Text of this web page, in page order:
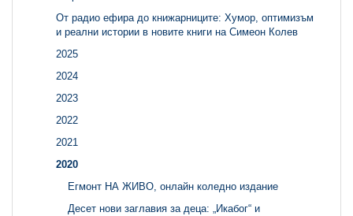
От радио ефира до книжарниците: Хумор, оптимизъм
и реални истории в новите книги на Симеон Колев
2025
2024
2023
2022
2021
2020
Егмонт НА ЖИВО, онлайн коледно издание
Десет нови заглавия за деца: „Икабог“ и